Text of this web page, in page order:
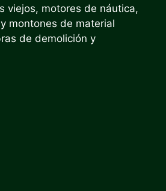
viejos, motores de náutica,
montones de material
de demolición y